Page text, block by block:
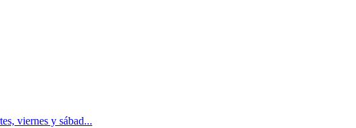
viernes y sábad...